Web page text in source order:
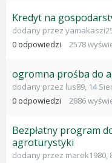
Kredyt na
dodany przez
0 odpowiedzi 2578
ogromna prośba do
dodany przez lus89, 14
0 odpowiedzi 2886
Bezpłatny program
agroturystyki
dodany przez marek1980,